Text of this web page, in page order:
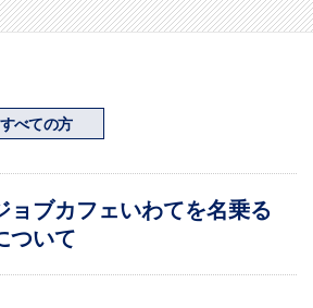
すべての方
ョブカフェいわてを名乗る
ついて